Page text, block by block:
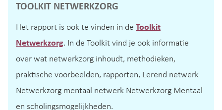
TOOLKIT NETWERKZORG
Het rapport is ook te vinden in de Toolkit
Netwerkzorg. In de Toolkit vind je ook informatie
over wat netwerkzorg inhoudt, methodieken,
praktische voorbeelden, rapporten, Lerend netwerk
Netwerkzorg mentaal netwerk Netwerkzorg Mentaal
en scholingsmogelijkheden.